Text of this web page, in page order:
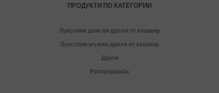
ПРОДУКТИ ПО КАТЕГОРИИ
Луксозни дамски дрехи от кашмиp
Луксозни мъжки дрехи от кашмир
Други
Разпродажба